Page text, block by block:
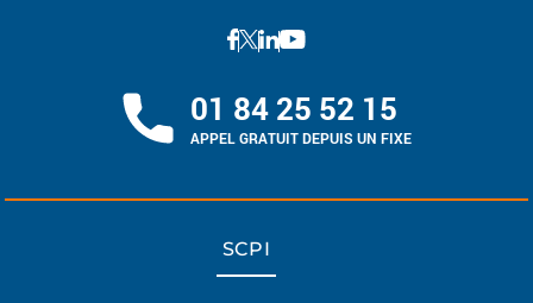
01 84 25 52 15
APPEL GRATUIT DEPUIS UN FIXE
SCPI